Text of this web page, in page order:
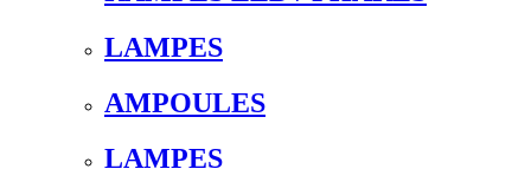
LAMPES
AMPOULES
LAMPES